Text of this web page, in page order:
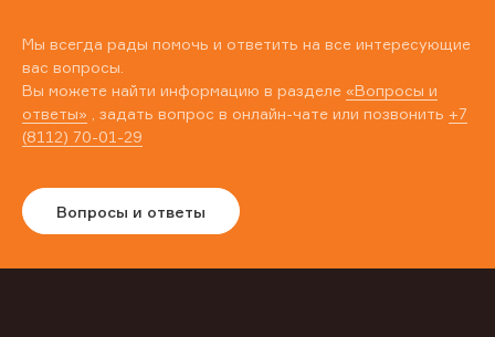
Мы всегда рады помочь и ответить на все интересующие
вас вопросы.
Вы можете найти информацию в разделе «Вопросы и
ответы» , задать вопрос в онлайн-чате или позвонить +7
(8112) 70-01-29
Вопросы и ответы